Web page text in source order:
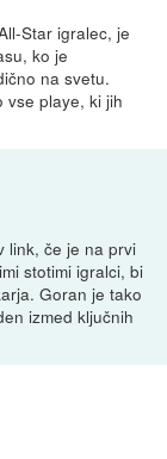
Star igralec, je
ko je
na svetu.
vse playe, ki jih
link, če je na prvi
stotimi igralci, bi
Goran je tako
izmed ključnih